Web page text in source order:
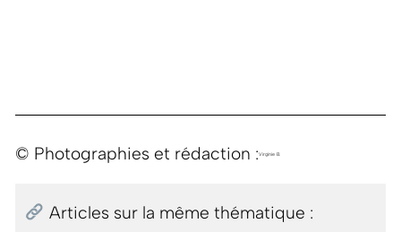
© Photographies et rédaction :Virginie B.
Articles sur la même thématique :